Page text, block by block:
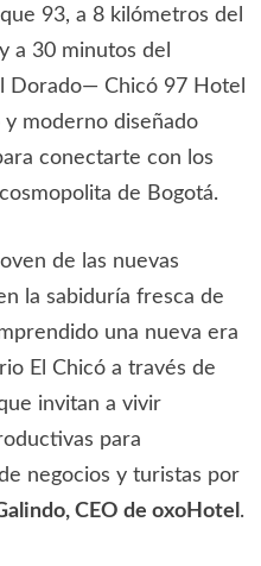
93, a 8 kilómetros del
a 30 minutos del
Dorado— Chicó 97 Hotel
moderno diseñado
conectarte con los
de Bogotá.
de las nuevas
la sabiduría fresca de
una nueva era
El Chicó a través de
invitan a vivir
para
negocios y turistas por
CEO de oxoHotel .